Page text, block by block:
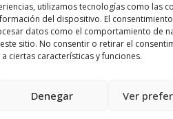
utilizamos tecnologías como las
del dispositivo. El
datos como el comportamiento de
sitio. No consentir o retirar el
ciertas características y funciones.
Denegar Ver
a nuestra